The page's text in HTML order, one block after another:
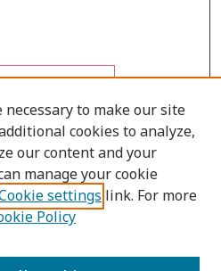
to make our site
cookies to analyze,
our content and your
manage your cookie
settings link. For more
Policy